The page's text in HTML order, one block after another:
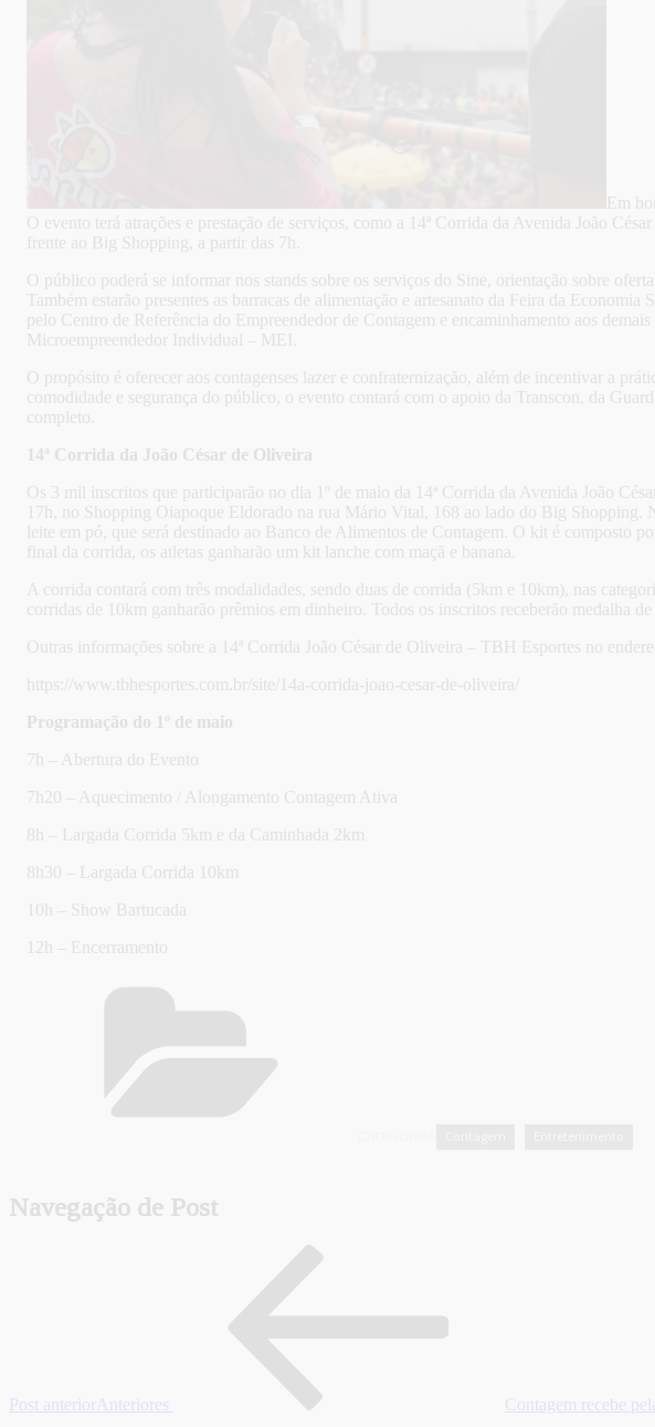
Em
O evento terá atrações e prestação de serviços, como a 14ª Corrida da Avenida João
frente ao Big Shopping, a partir das 7h.
O público poderá se informar nos stands sobre os serviços do Sine, orientação sobre
Também estarão presentes as barracas de alimentação e artesanato da Feira da
pelo Centro de Referência do Empreendedor de Contagem e encaminhamento aos
Microempreendedor Individual – MEI.
O propósito é oferecer aos contagenses lazer e confraternização, além de incentivar a
comodidade e segurança do público, o evento contará com o apoio da Transcon, da
completo.
14ª Corrida da João César de Oliveira
Os 3 mil inscritos que participarão no dia 1º de maio da 14ª Corrida da Avenida João
17h, no Shopping Oiapoque Eldorado na rua Mário Vital, 168 ao lado do Big Shopping.
leite em pó, que será destinado ao Banco de Alimentos de Contagem. O kit é composto
final da corrida, os atletas ganharão um kit lanche com maçã e banana.
A corrida contará com três modalidades, sendo duas de corrida (5km e 10km), nas
corridas de 10km ganharão prêmios em dinheiro. Todos os inscritos receberão medalha de
Outras informações sobre a 14ª Corrida João César de Oliveira – TBH Esportes no
https://www.tbhesportes.com.br/site/14a-corrida-joao-cesar-de-oliveira/
Programação do 1º de maio
7h – Abertura do Evento
7h20 – Aquecimento / Alongamento Contagem Ativa
8h – Largada Corrida 5km e da Caminhada 2km
8h30 – Largada Corrida 10km
10h – Show Bartucada
12h – Encerramento
Navegação de Post
Post anterior Anteriores Contagem recebe